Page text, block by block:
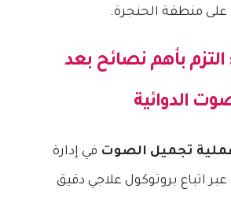
التزم بأهم نصائح بعد
الدوائية
تجميل الصوت في إدارة
عبر اتباع بروتوكول علاجي دقيق